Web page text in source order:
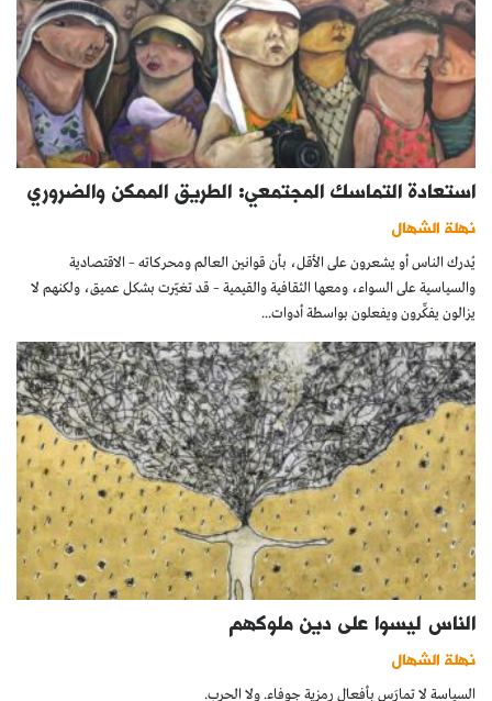
استعادة التماسك المجتمعي: الطريق الممكن والضروري
نهلة الشهال
يُدرك الناس أو يشعرون على الأقل، بأن قوانين العالم ومحركاته – الاقتصادية
والسياسية على السواء، ومعها الثقافية والقيمية – قد تغيّرت بشكل عميق، ولكنهم لا
يزالون يفكِّرون ويفعلون بواسطة أدوات...
الناس ليسوا على دين ملوكهم
نهلة الشهال
السياسة لا تمارَس بأفعال رمزية جوفاء. ولا الحرب.